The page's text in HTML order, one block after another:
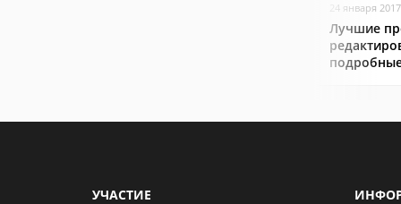
24 января 2017
Лучшие
УЧАСТИЕ